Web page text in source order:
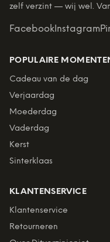
zelf verzint — wij wel.
Facebook Instagram
POPULAIRE
Cadeau van de dag
Verjaardag
Moederdag
Vaderdag
Kerst
Sinterklaas
KLANTENSERVICE
Klantenservice
Retourneren